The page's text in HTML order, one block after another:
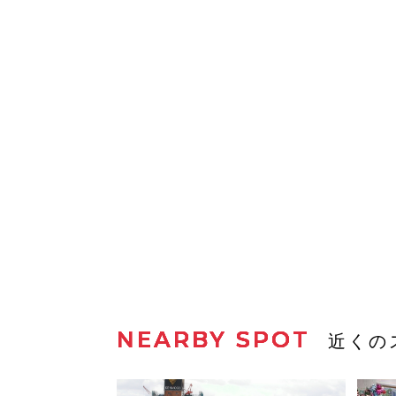
NEARBY SPOT 近くの